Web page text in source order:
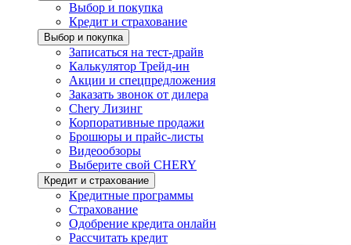
Выбор и покупка
Кредит и страхование
Выбор и покупка
Записаться на тест-драйв
Калькулятор Трейд-ин
Акции и спецпредложения
Заказать звонок от дилера
Chery Лизинг
Корпоративные продажи
Брошюры и прайс-листы
Видеообзоры
Выберите свой CHERY
Кредит и страхование
Кредитные программы
Страхование
Одобрение кредита онлайн
Рассчитать кредит